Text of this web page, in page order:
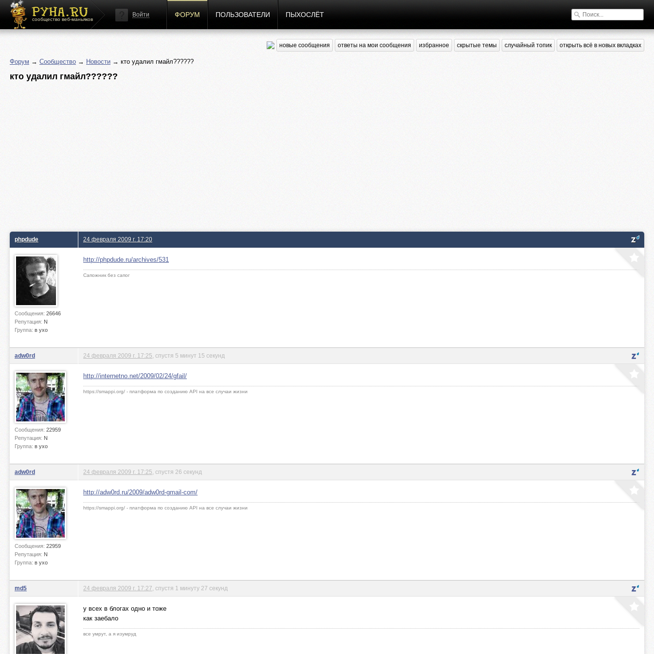
сообщество веб-маньяков
Войти ФОРУМ ПОЛЬЗОВАТЕЛИ ПЫХОСЛЁТ
новые сообщения ответы на мои сообщения избранное скрытые темы случайный топик открыть всё в новых вкладках
Форум → Сообщество → Новости → кто удалил гмайл??????
кто удалил гмайл??????
phpdude
Сообщения: 26646
Репутация: N
Группа: в ухо
24 февраля 2009 г. 17:20
http://phpdude.ru/archives/531
Сапожник без сапог
adw0rd
Сообщения: 22959
Репутация: N
Группа: в ухо
24 февраля 2009 г. 17:25 , спустя 5 минут 15 секунд
http://internetno.net/2009/02/24/gfail/
https://smappi.org/ - платформа по созданию API на все случаи жизни
adw0rd
Сообщения: 22959
Репутация: N
Группа: в ухо
24 февраля 2009 г. 17:25 , спустя 26 секунд
http://adw0rd.ru/2009/adw0rd-gmail-com/
https://smappi.org/ - платформа по созданию API на все случаи жизни
md5 24 февраля 2009 г. 17:27 , спустя 1 минуту 27 секунд
у всех в блогах одно и тоже
как заебало
все умрут, а я изумруд